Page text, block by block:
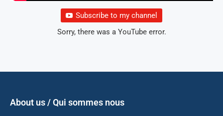
Subscribe to my channel
Sorry, there was a YouTube error.
About us / Qui sommes nous